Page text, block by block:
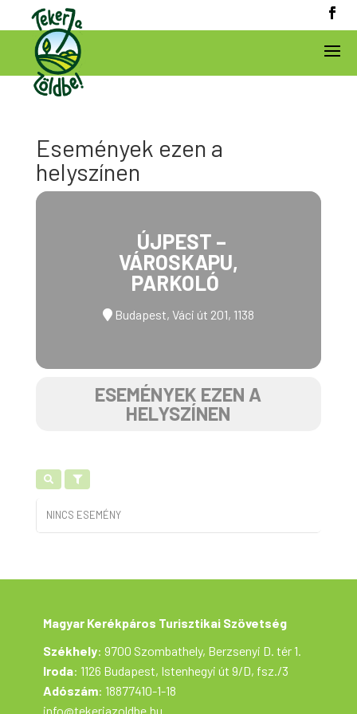
Események ezen a
helyszínen
ÚJPEST –
VÁROSKAPU,
PARKOLÓ
Budapest, Váci út 201, 1138
ESEMÉNYEK EZEN A
HELYSZÍNEN
NINCS ESEMÉNY
Magyar Kerékpáros Turisztikai Szövetség
Székhely: 9700 Szombathely, Berzsenyi D. tér 1.
Iroda: 1126 Budapest, Istenhegyi út 9/D, fsz./3
Adószám: 18877410-1-18
info@tekerjazoldbe.hu